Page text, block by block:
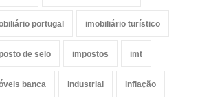
portugal imobiliário turístico
de selo impostos imt
banca industrial inflação